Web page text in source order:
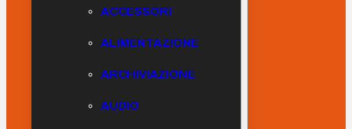
ACCESSORI
ALIMENTAZIONE
ARCHIVIAZIONE
AUDIO